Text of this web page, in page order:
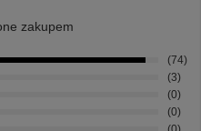
zakupem
74
3
0
0